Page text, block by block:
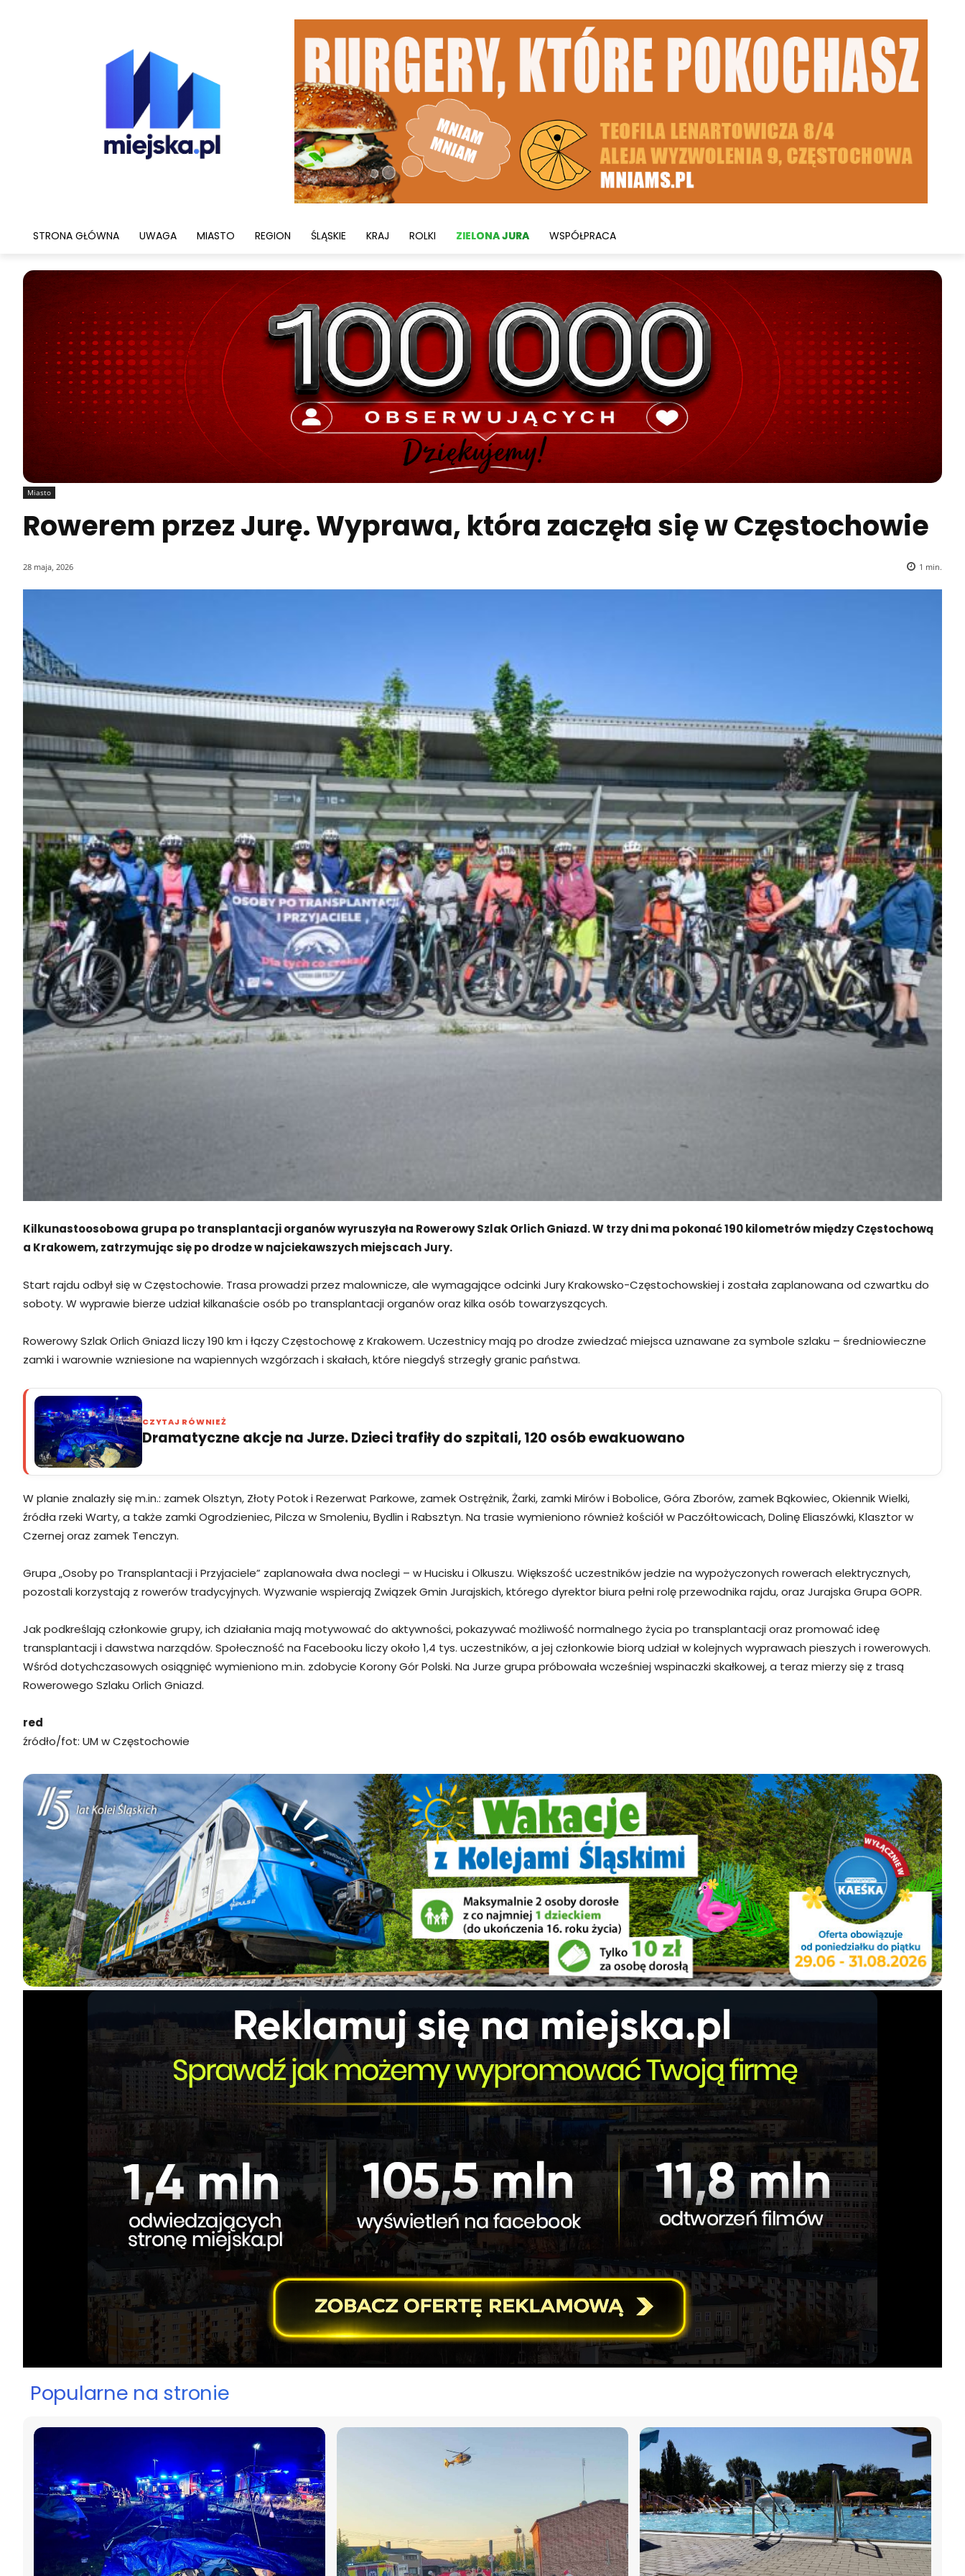
STRONA GŁÓWNA UWAGA MIASTO REGION ŚLĄSKIE KRAJ ROLKI ZIELONA JURA WSPÓŁPRACA
Miasto
Rowerem przez Jurę. Wyprawa, która zaczęła się w Częstochowie
28 maja, 2026 1 min.
Kilkunastoosobowa grupa po transplantacji organów wyruszyła na Rowerowy Szlak Orlich Gniazd. W trzy dni ma pokonać 190 kilometrów między Częstochową
a Krakowem, zatrzymując się po drodze w najciekawszych miejscach Jury.
Start rajdu odbył się w Częstochowie. Trasa prowadzi przez malownicze, ale wymagające odcinki Jury Krakowsko-Częstochowskiej i została zaplanowana od czwartku do
soboty. W wyprawie bierze udział kilkanaście osób po transplantacji organów oraz kilka osób towarzyszących.
Rowerowy Szlak Orlich Gniazd liczy 190 km i łączy Częstochowę z Krakowem. Uczestnicy mają po drodze zwiedzać miejsca uznawane za symbole szlaku – średniowieczne
zamki i warownie wzniesione na wapiennych wzgórzach i skałach, które niegdyś strzegły granic państwa.
CZYTAJ RÓWNIEŻ
Dramatyczne akcje na Jurze. Dzieci trafiły do szpitali, 120 osób ewakuowano
W planie znalazły się m.in.: zamek Olsztyn, Złoty Potok i Rezerwat Parkowe, zamek Ostrężnik, Żarki, zamki Mirów i Bobolice, Góra Zborów, zamek Bąkowiec, Okiennik Wielki,
źródła rzeki Warty, a także zamki Ogrodzieniec, Pilcza w Smoleniu, Bydlin i Rabsztyn. Na trasie wymieniono również kościół w Paczółtowicach, Dolinę Eliaszówki, Klasztor w
Czernej oraz zamek Tenczyn.
Grupa „Osoby po Transplantacji i Przyjaciele” zaplanowała dwa noclegi – w Hucisku i Olkuszu. Większość uczestników jedzie na wypożyczonych rowerach elektrycznych,
pozostali korzystają z rowerów tradycyjnych. Wyzwanie wspierają Związek Gmin Jurajskich, którego dyrektor biura pełni rolę przewodnika rajdu, oraz Jurajska Grupa GOPR.
Jak podkreślają członkowie grupy, ich działania mają motywować do aktywności, pokazywać możliwość normalnego życia po transplantacji oraz promować ideę
transplantacji i dawstwa narządów. Społeczność na Facebooku liczy około 1,4 tys. uczestników, a jej członkowie biorą udział w kolejnych wyprawach pieszych i rowerowych.
Wśród dotychczasowych osiągnięć wymieniono m.in. zdobycie Korony Gór Polski. Na Jurze grupa próbowała wcześniej wspinaczki skałkowej, a teraz mierzy się z trasą
Rowerowego Szlaku Orlich Gniazd.
red
źródło/fot: UM w Częstochowie
Popularne na stronie